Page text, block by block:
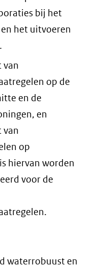
bij het
het uitvoeren
van
op de
en de
en
van
op
hiervan worden
voor de
waterrobuust en